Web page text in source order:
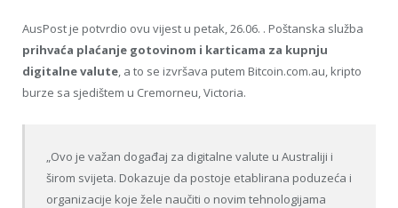
AusPost je potvrdio ovu vijest u petak, 26.06. . Poštanska služba
prihvaća plaćanje gotovinom i karticama za kupnju
digitalne valute, a to se izvršava putem Bitcoin.com.au, kripto
burze sa sjedištem u Cremorneu, Victoria.
„Ovo je važan događaj za digitalne valute u Australiji i
širom svijeta. Dokazuje da postoje etablirana poduzeća i
organizacije koje žele naučiti o novim tehnologijama